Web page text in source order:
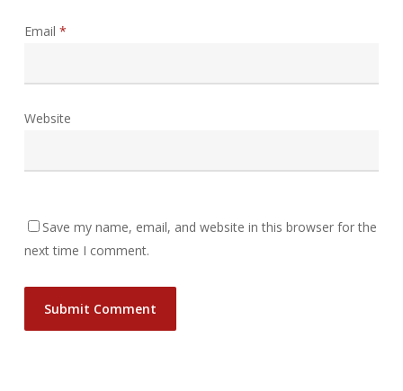
Email *
Website
Save my name, email, and website in this browser for the
next time I comment.